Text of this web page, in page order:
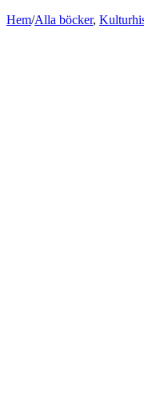
Hem/Alla böcker,